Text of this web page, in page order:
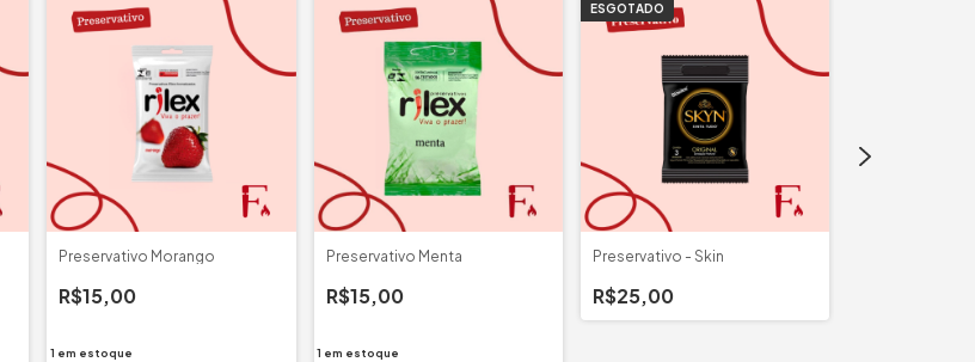
Preservativo Morango
R$15,00
1 em estoque
Preservativo Menta
R$15,00
1 em estoque
ESGOTADO
Preservativo - Skin
R$25,00